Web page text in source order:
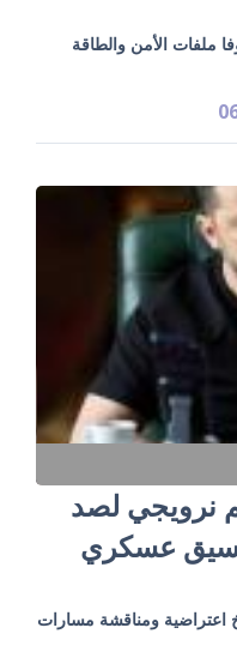
ملفات الأمن والطاقة
نرويجي لصد
عسكري
اعتراضية ومناقشة مسارات